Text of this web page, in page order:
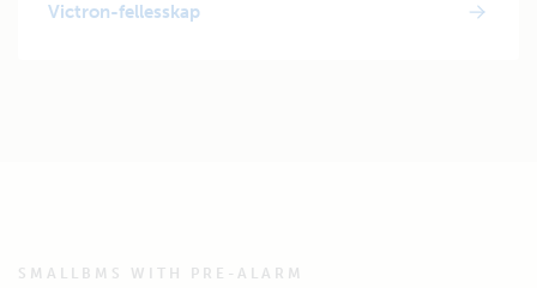
Victron-fellesskap
SMALLBMS WITH PRE-ALARM